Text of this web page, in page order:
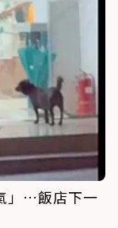
」…飯店下一